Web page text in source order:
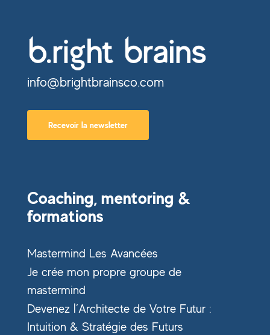
info@brightbrainsco.com
Recevoir la newsletter
Coaching, mentoring &
formations
Mastermind Les Avancées
Je crée mon propre groupe de
mastermind
Devenez l’Architecte de Votre Futur :
Intuition & Stratégie des Futurs